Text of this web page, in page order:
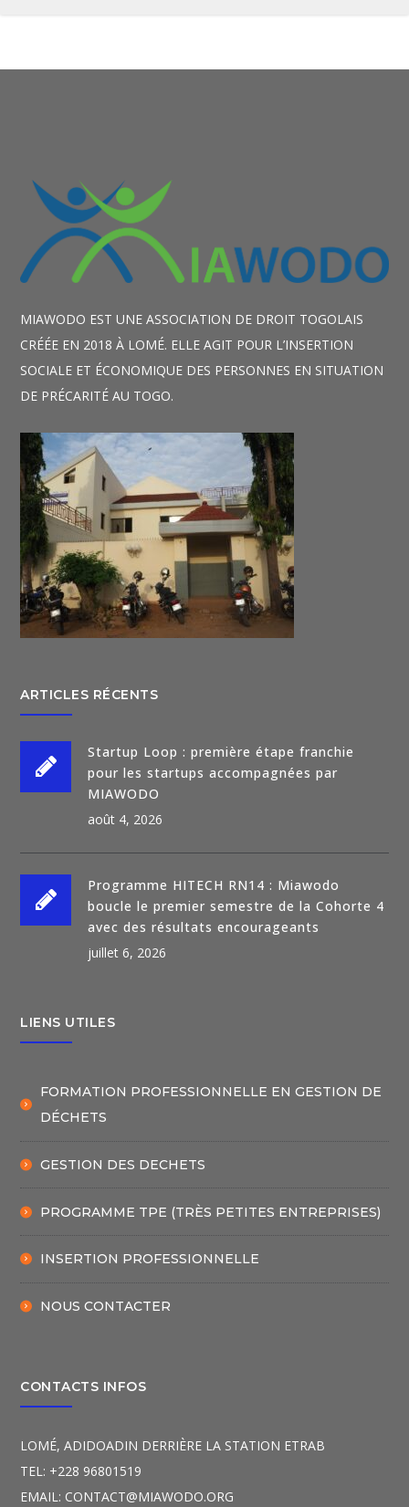
MIAWODO EST UNE ASSOCIATION DE DROIT TOGOLAIS
CRÉÉE EN 2018 À LOMÉ. ELLE AGIT POUR L’INSERTION
SOCIALE ET ÉCONOMIQUE DES PERSONNES EN SITUATION
DE PRÉCARITÉ AU TOGO.
ARTICLES RÉCENTS
Startup Loop : première étape franchie
pour les startups accompagnées par
MIAWODO
août 4, 2026
Programme HITECH RN14 : Miawodo
boucle le premier semestre de la Cohorte 4
avec des résultats encourageants
juillet 6, 2026
LIENS UTILES
FORMATION PROFESSIONNELLE EN GESTION DE
DÉCHETS
GESTION DES DECHETS
PROGRAMME TPE (TRÈS PETITES ENTREPRISES)
INSERTION PROFESSIONNELLE
NOUS CONTACTER
CONTACTS INFOS
LOMÉ, ADIDOADIN DERRIÈRE LA STATION ETRAB
TEL: +228 96801519
EMAIL: CONTACT@MIAWODO.ORG